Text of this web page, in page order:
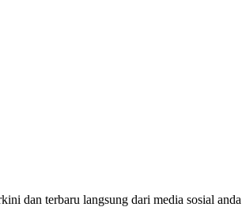
dan terbaru langsung dari media sosial anda